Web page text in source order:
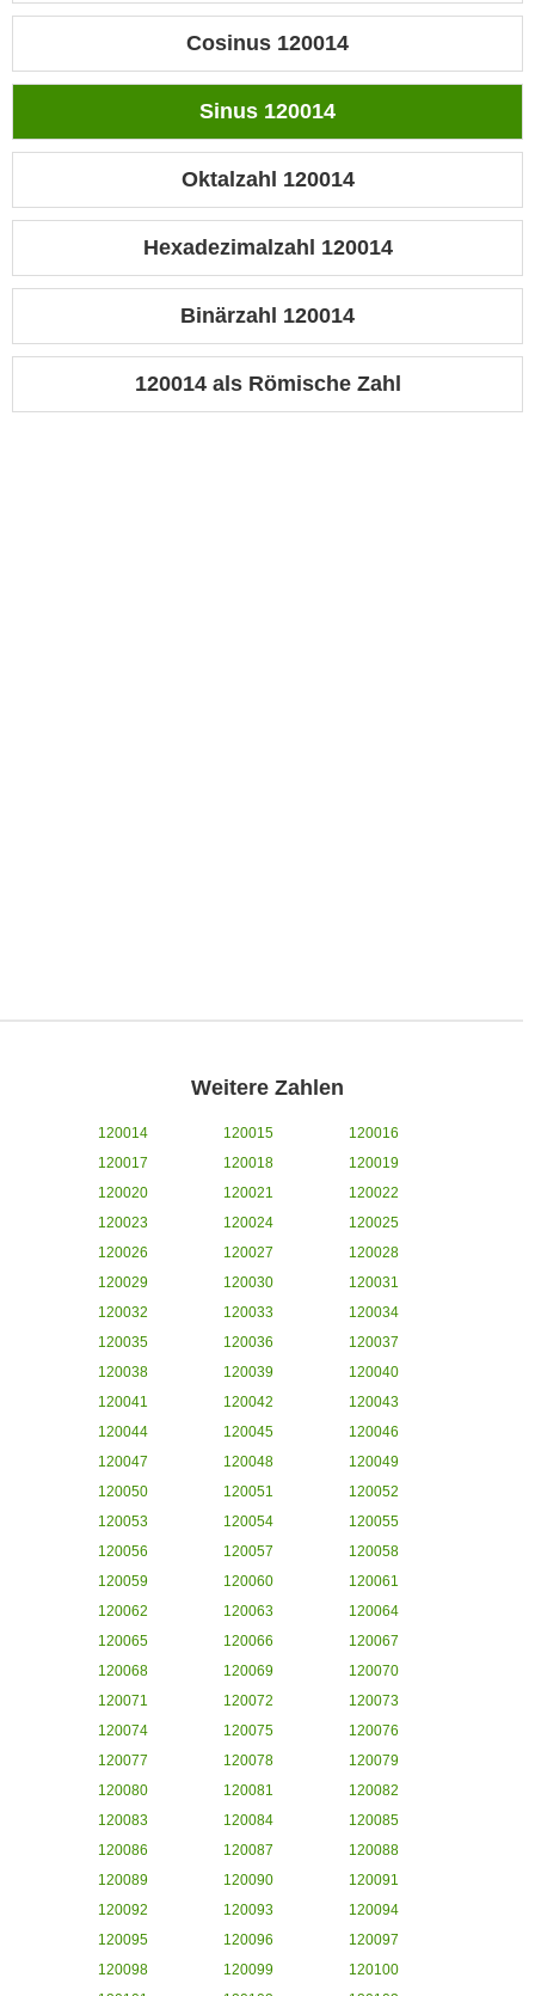
Cosinus 120014
Sinus 120014
Oktalzahl 120014
Hexadezimalzahl 120014
Binärzahl 120014
120014 als Römische Zahl
Weitere Zahlen
120014 120015
120016
120017
120018
120019
120020
120021
120022
120023
120024
120025
120026
120027
120028
120029
120030
120031
120032
120033
120034
120035
120036
120037
120038
120039
120040
120041
120042
120043
120044
120045
120046
120047
120048
120049
120050
120051
120052
120053
120054
120055
120056
120057
120058
120059
120060
120061
120062
120063
120064
120065
120066
120067
120068
120069
120070
120071
120072
120073
120074
120075
120076
120077
120078
120079
120080
120081
120082
120083
120084
120085
120086
120087
120088
120089
120090
120091
120092
120093
120094
120095
120096
120097
120098
120099
120100